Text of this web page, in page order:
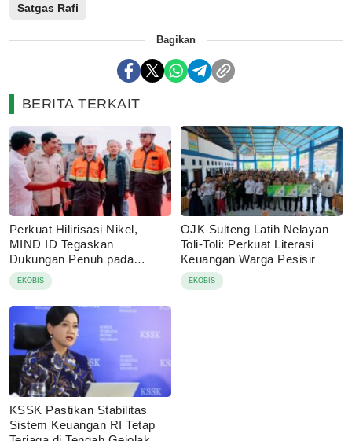
Satgas Rafi
Bagikan
BERITA TERKAIT
Perkuat Hilirisasi Nikel,
MIND ID Tegaskan
Dukungan Penuh pada
Operasional PT Vale di
Pomalaa
EKOBIS
OJK Sulteng Latih Nelayan
Toli-Toli: Perkuat Literasi
Keuangan Warga Pesisir
EKOBIS
KSSK Pastikan Stabilitas
Sistem Keuangan RI Tetap